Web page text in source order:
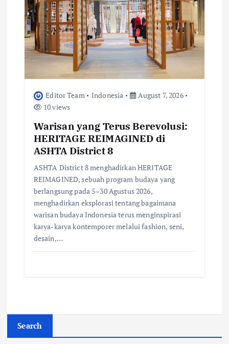
Editor Team Indonesia
August 7, 2026
10 views
Warisan yang Terus Berevolusi:
HERITAGE REIMAGINED di
ASHTA District 8
ASHTA District 8 menghadirkan HERITAGE
REIMAGINED, sebuah program budaya yang
berlangsung pada 5–30 Agustus 2026,
menghadirkan eksplorasi tentang bagaimana
warisan budaya Indonesia terus menginspirasi
karya-karya kontemporer melalui fashion, seni,
desain,…
Search